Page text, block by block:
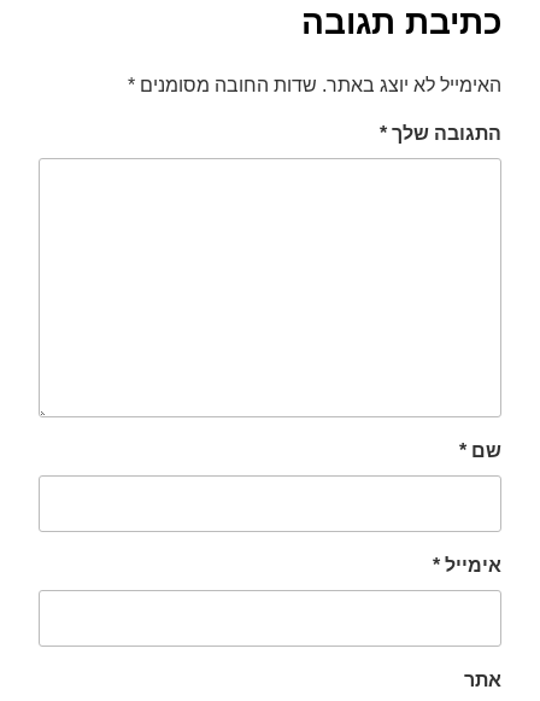
כתיבת תגובה
האימייל לא יוצג באתר. שדות החובה מסומנים *
התגובה שלך *
שם *
אימייל *
אתר